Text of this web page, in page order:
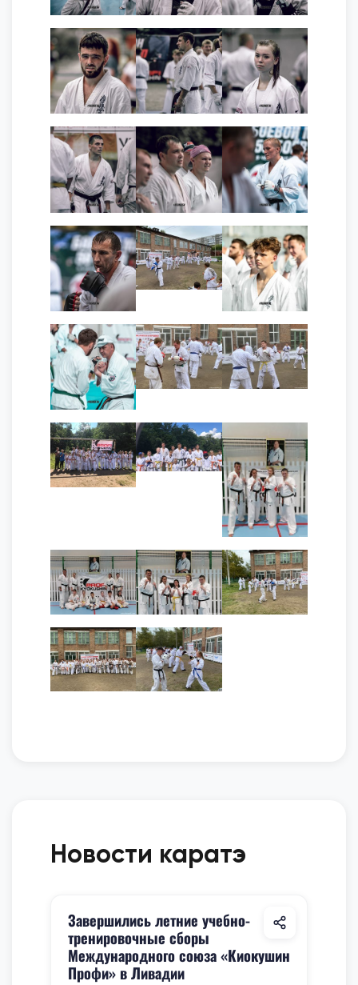
Новости каратэ
Завершились летние учебно-
тренировочные сборы
Международного союза «Киокушин
Профи» в Ливадии